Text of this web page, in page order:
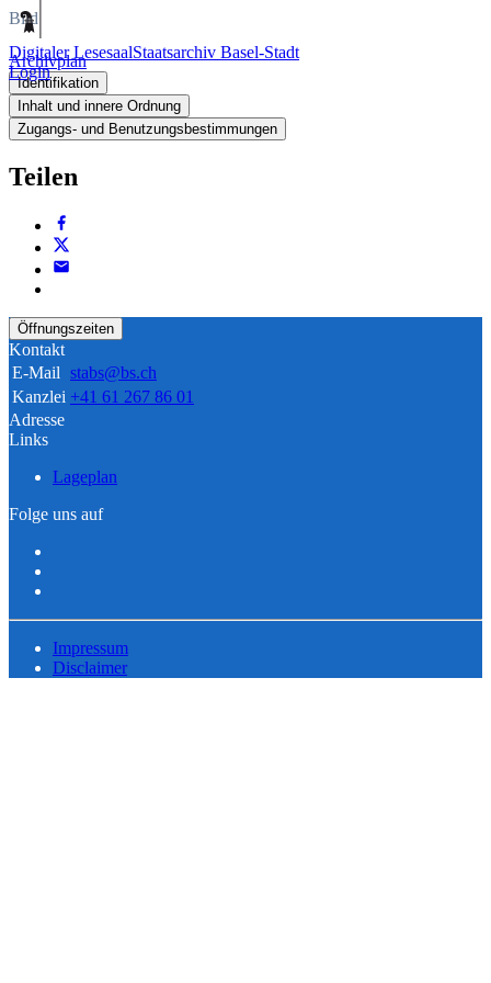
Digitaler LesesaalStaatsarchiv Basel-Stadt
Login
Bild
Archivplan
Identifikation
Inhalt und innere Ordnung
Zugangs- und Benutzungsbestimmungen
Teilen
Öffnungszeiten
Kontakt
E-Mail stabs@bs.ch
Kanzlei +41 61 267 86 01
Adresse
Links
Lageplan
Folge uns auf
Impressum
Disclaimer